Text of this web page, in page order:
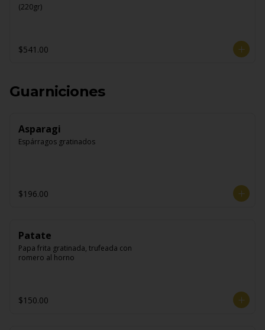
(220gr)
$541.00
Guarniciones
Asparagi
Espárragos gratinados
$196.00
Patate
Papa frita gratinada, trufeada con
romero al horno
$150.00